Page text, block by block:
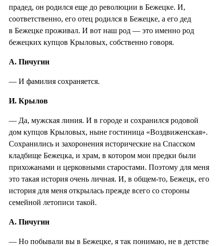
прадед, он родился еще до революции в Бежецке. И,
соответственно, его отец родился в Бежецке, а его дед
в Бежецке проживал. И вот наш род — это именно род
бежецких купцов Крыловых, собственно говоря.
А. Пичугин
— И фамилия сохраняется.
И. Крылов
— Да, мужская линия. И в городе и сохранился родовой
дом купцов Крыловых, ныне гостиница «Воздвиженская».
Сохранились и захоронения исторические на Спасском
кладбище Бежецка, и храм, в котором мои предки были
прихожанами и церковными старостами. Поэтому для меня
это такая история очень личная. И, в общем-то, Бежецк, его
история для меня открылась прежде всего со стороны
семейной летописи такой.
А. Пичугин
— Но побывали вы в Бежецке, я так понимаю, не в детстве